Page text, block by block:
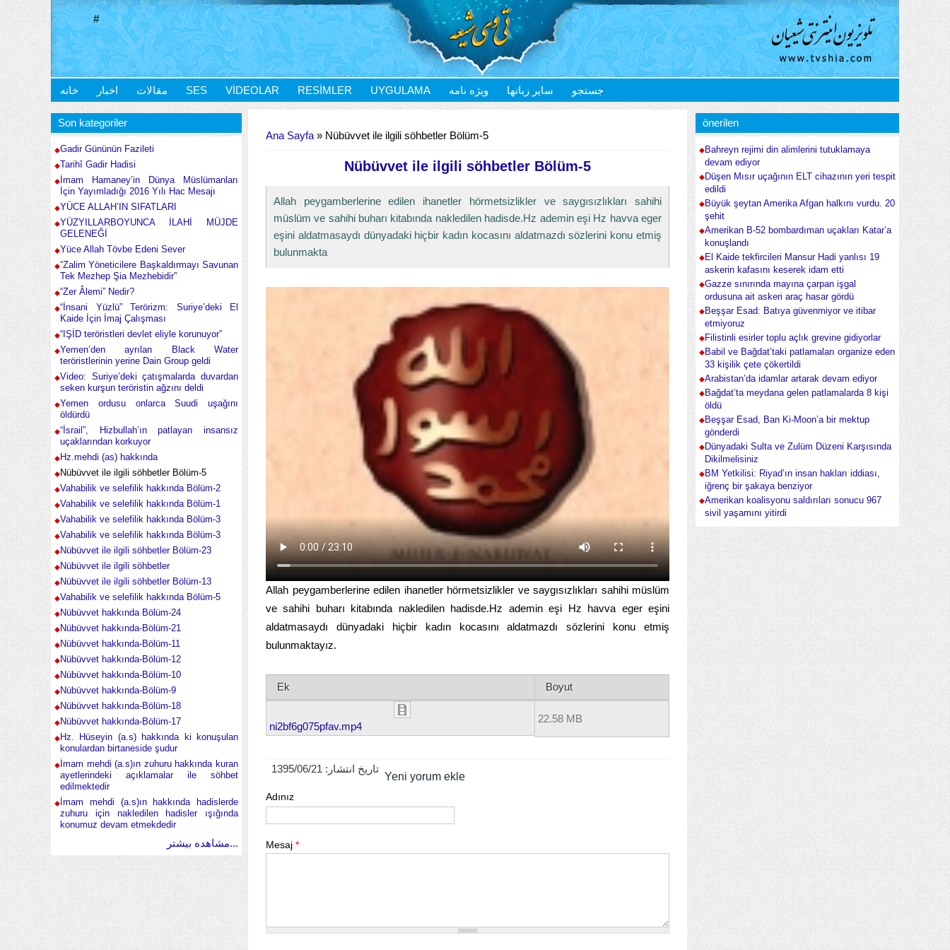
#
خانه اخبار مقالات SES VIDEOLAR RESIMLER UYGULAMA ویژه نامه سایر زبانها جستجو
Ana Sayfa » Nübüvvet ile ilgili söhbetler Bölüm-5
Nübüvvet ile ilgili söhbetler Bölüm-5
Allah peygamberlerine edilen ihanetler hörmetsizlikler ve saygısızlıkları sahihi
müslüm ve sahihi buharı kitabında nakledilen hadisde.Hz ademin eşi Hz havva eger
eşini aldatmasaydı dünyadaki hiçbir kadın kocasını aldatmazdı sözlerini konu etmiş
bulunmakta
Allah peygamberlerine edilen ihanetler hörmetsizlikler ve saygısızlıkları sahihi müslüm
ve sahihi buharı kitabında nakledilen hadisde.Hz ademin eşi Hz havva eger eşini
aldatmasaydı dünyadaki hiçbir kadın kocasını aldatmazdı sözlerini konu etmiş
bulunmaktayız.
Ek Boyut
ni2bf6g075pfav.mp4
22.58 MB
تاریخ انتشار: 1395/06/21
Yeni yorum ekle
Adınız
Mesaj *
Son kategoriler
Gadir Gününün Fazileti
Tarihî Gadir Hadisi
İmam Hamaney’in Dünya Müslümanları
İçin Yayımladığı 2016 Yılı Hac Mesajı
YÜCE ALLAH’IN SIFATLARI
YÜZYILLARBOYUNCA İLAHİ MÜJDE
GELENEĞİ
Yüce Allah Tövbe Edeni Sever
“Zalim Yöneticilere Başkaldırmayı Savunan
Tek Mezhep Şia Mezhebidir”
“Zer Âlemi” Nedir?
“İnsani Yüzlü” Terörizm: Suriye’deki El
Kaide İçin İmaj Çalışması
“IŞİD teröristleri devlet eliyle korunuyor”
Yemen’den ayrılan Black Water
teröristlerinin yerine Dain Group geldi
Video: Suriye’deki çatışmalarda duvardan
seken kurşun teröristin ağzını deldi
Yemen ordusu onlarca Suudi uşağını
öldürdü
“İsrail”, Hizbullah’ın patlayan insansız
uçaklarından korkuyor
Hz.mehdi (as) hakkında
Nübüvvet ile ilgili söhbetler Bölüm-5
Vahabilik ve selefilik hakkında Bölüm-2
Vahabilik ve selefilik hakkında Bölüm-1
Vahabilik ve selefilik hakkında Bölüm-3
Vahabilik ve selefilik hakkında Bölüm-3
Nübüvvet ile ilgili söhbetler Bölüm-23
Nübüvvet ile ilgili söhbetler
Nübüvvet ile ilgili söhbetler Bölüm-13
Vahabilik ve selefilik hakkında Bölüm-5
Nübüvvet hakkında Bölüm-24
Nübüvvet hakkında-Bölüm-21
Nübüvvet hakkında-Bölüm-11
Nübüvvet hakkında-Bölüm-12
Nübüvvet hakkında-Bölüm-10
Nübüvvet hakkında-Bölüm-9
Nübüvvet hakkında-Bölüm-18
Nübüvvet hakkında-Bölüm-17
Hz. Hüseyin (a.s) hakkında ki konuşulan
konulardan birtaneside şudur
İmam mehdi (a.s)ın zuhuru hakkında kuran
ayetlerindeki açıklamalar ile söhbet
edilmektedir
İmam mehdi (a.s)ın hakkında hadislerde
zuhuru için nakledilen hadisler ışığında
konumuz devam etmekdedir
مشاهده بیشتر...
önerilen
Bahreyn rejimi din alimlerini tutuklamaya
devam ediyor
Düşen Mısır uçağının ELT cihazının yeri tespit
edildi
Büyük şeytan Amerika Afgan halkını vurdu. 20
şehit
Amerikan B-52 bombardıman uçakları Katar’a
konuşlandı
El Kaide tekfircileri Mansur Hadi yanlısı 19
askerin kafasını keserek idam etti
Gazze sınırında mayına çarpan işgal
ordusuna ait askeri araç hasar gördü
Beşşar Esad: Batıya güvenmiyor ve itibar
etmiyoruz
Filistinli esirler toplu açlık grevine gidiyorlar
Babil ve Bağdat’taki patlamaları organize eden
33 kişilik çete çökertildi
Arabistan’da idamlar artarak devam ediyor
Bağdat’ta meydana gelen patlamalarda 8 kişi
öldü
Beşşar Esad, Ban Ki-Moon’a bir mektup
gönderdi
Dünyadaki Sulta ve Zulüm Düzeni Karşısında
Dikilmelisiniz
BM Yetkilisi: Riyad’ın insan hakları iddiası,
iğrenç bir şakaya benziyor
Amerikan koalisyonu saldırıları sonucu 967
sivil yaşamını yitirdi